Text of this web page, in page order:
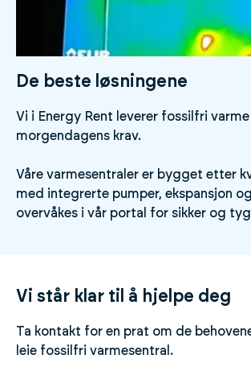
De beste løsningene
Vi i Energy Rent leverer fossilfri
morgendagens krav.
Våre varmesentraler er bygget etter
med integrerte pumper, ekspansjon
overvåkes i vår portal for sikker og
Vi står klar til å hjelpe deg
Ta kontakt for en prat om de
leie fossilfri varmesentral.